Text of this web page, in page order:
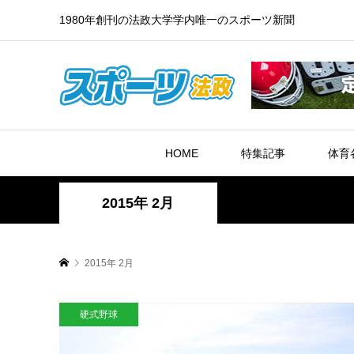
1980年創刊の法政大学学内唯一のスポーツ新聞
HOME 特集記事 体育
2015年 2月
2015年 2月
硬式野球